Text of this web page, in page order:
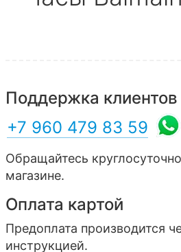
Поддержка клиентов
+7 960 479 83 59
Обращайтесь
магазине.
Оплата картой
Предоплата производится
инструкцией.